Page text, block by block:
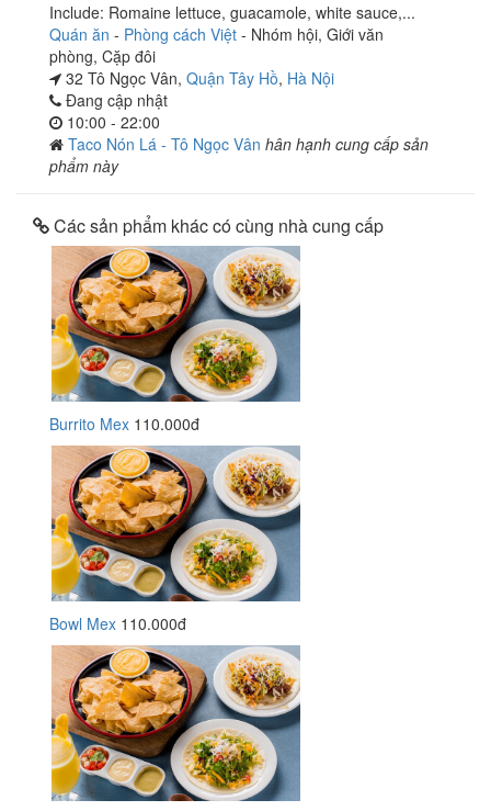
Include: Romaine lettuce, guacamole, white sauce,...
Quán ăn - Phòng cách Việt - Nhóm hội, Giới văn
phòng, Cặp đôi
32 Tô Ngọc Vân, Quận Tây Hồ, Hà Nội
Đang cập nhật
10:00 - 22:00
Taco Nón Lá - Tô Ngọc Vân hân hạnh cung cấp sản
phẩm này
Các sản phẩm khác có cùng nhà cung cấp
Burrito Mex 110.000đ
Bowl Mex 110.000đ